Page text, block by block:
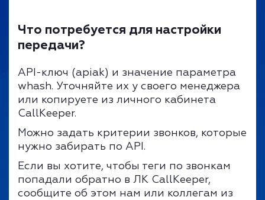
Что потребуется для настройки
передачи?
API-ключ (apiak) и значение параметра
whash. Уточняйте их у своего менеджера
или копируете из личного кабинета
CallKeeper.
Можно задать критерии звонков, которые
нужно забирать по API.
Если вы хотите, чтобы теги по звонкам
попадали обратно в ЛК CallKeeper,
сообщите об этом нам или коллегам из